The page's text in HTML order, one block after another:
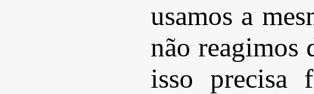
usamos a
não reagimos
isso precisa